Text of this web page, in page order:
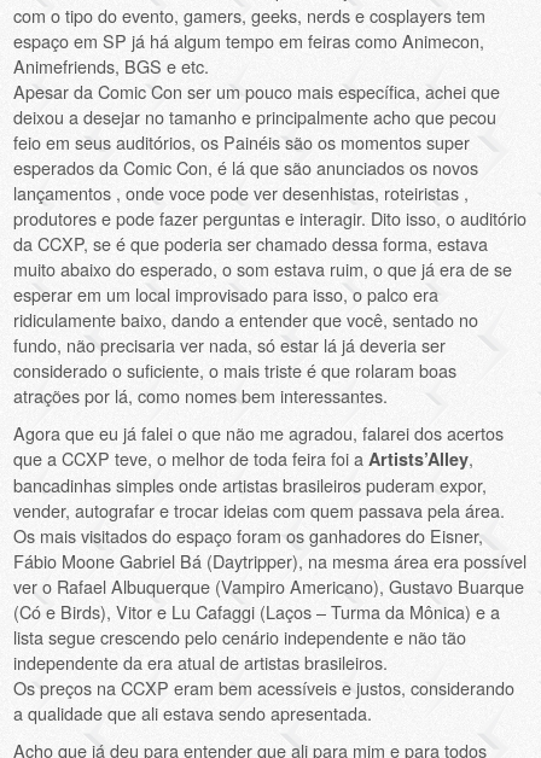
com o tipo do evento, gamers, geeks, nerds e cosplayers tem
espaço em SP já há algum tempo em feiras como Animecon,
Animefriends, BGS e etc.
Apesar da Comic Con ser um pouco mais específica, achei que
deixou a desejar no tamanho e principalmente acho que pecou
feio em seus auditórios, os Painéis são os momentos super
esperados da Comic Con, é lá que são anunciados os novos
lançamentos , onde voce pode ver desenhistas, roteiristas ,
produtores e pode fazer perguntas e interagir. Dito isso, o auditório
da CCXP, se é que poderia ser chamado dessa forma, estava
muito abaixo do esperado, o som estava ruim, o que já era de se
esperar em um local improvisado para isso, o palco era
ridiculamente baixo, dando a entender que você, sentado no
fundo, não precisaria ver nada, só estar lá já deveria ser
considerado o suficiente, o mais triste é que rolaram boas
atrações por lá, como nomes bem interessantes.
Agora que eu já falei o que não me agradou, falarei dos acertos
que a CCXP teve, o melhor de toda feira foi aArtists’Alley,
bancadinhas simples onde artistas brasileiros puderam expor,
vender, autografar e trocar ideias com quem passava pela área.
Os mais visitados do espaço foram os ganhadores do Eisner,
Fábio Moone Gabriel Bá (Daytripper), na mesma área era possível
ver o Rafael Albuquerque (Vampiro Americano), Gustavo Buarque
(Có e Birds), Vitor e Lu Cafaggi (Laços – Turma da Mônica) e a
lista segue crescendo pelo cenário independente e não tão
independente da era atual de artistas brasileiros.
Os preços na CCXP eram bem acessíveis e justos, considerando
a qualidade que ali estava sendo apresentada.
Acho que já deu para entender que ali para mim e para todos